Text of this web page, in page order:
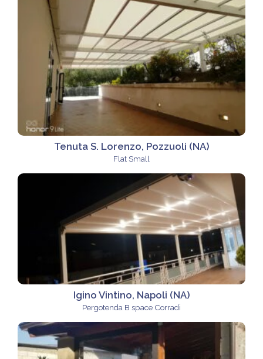
Tenuta S. Lorenzo, Pozzuoli (NA)
Flat Small
Igino Vintino, Napoli (NA)
Pergotenda B space Corradi